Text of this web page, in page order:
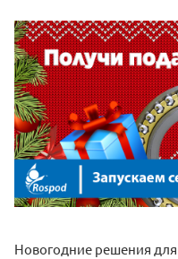
Новогодние решения